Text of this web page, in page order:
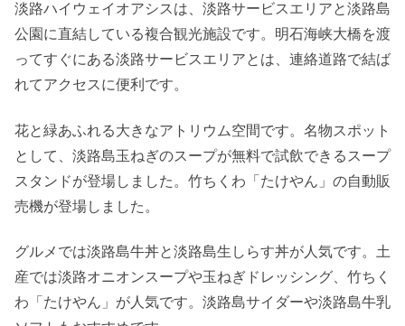
淡路ハイウェイオアシスは、淡路サービスエリアと淡路島
公園に直結している複合観光施設です。明石海峡大橋を渡
ってすぐにある淡路サービスエリアとは、連絡道路で結ば
れてアクセスに便利です。
花と緑あふれる大きなアトリウム空間です。名物スポット
として、淡路島玉ねぎのスープが無料で試飲できるスープ
スタンドが登場しました。竹ちくわ「たけやん」の自動販
売機が登場しました。
グルメでは淡路島牛丼と淡路島生しらす丼が人気です。土
産では淡路オニオンスープや玉ねぎドレッシング、竹ちく
わ「たけやん」が人気です。淡路島サイダーや淡路島牛乳